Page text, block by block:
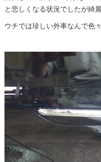
と悲しくなる状況でしたが綺
ウチでは珍しい外車なんで色